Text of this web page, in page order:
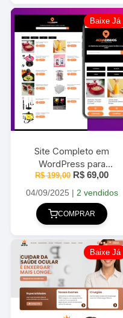
Baixe Já
Site Completo em
WordPress para
Achadinhos da Shopee
2025
R$199,00 O
original
era:
R$ 199,00.
R$ 69,00O
atual
04/09/2025 | 2 vendidos
COMPRAR
Baixe Já